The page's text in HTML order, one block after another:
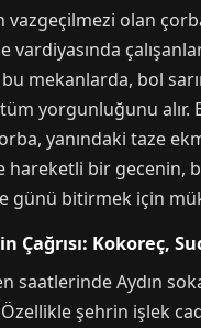
vazgeçilmezi olan
vardiyasında
mekanlarda, bol
yorgunluğunu alır.
yanındaki taze
hareketli bir gecenin,
günü bitirmek için
Çağrısı: Kokoreç,
saatlerinde Aydın
şehrin işlek